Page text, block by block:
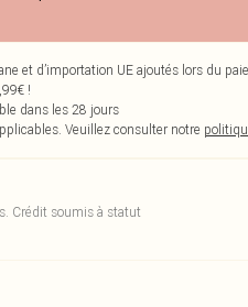
et d’importation UE ajoutés lors du
!
dans les 28 jours
Veuillez consulter notre
Crédit soumis à statut